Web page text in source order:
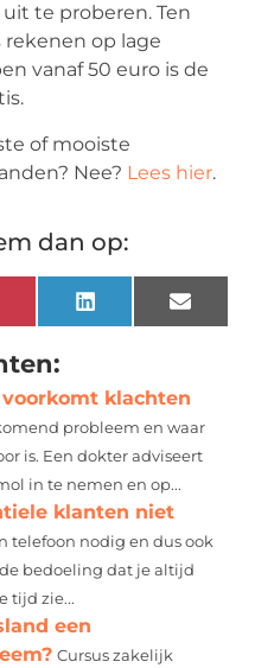
te proberen. Ten
op lage
vanaf 50 euro is de
of mooiste
Nee? Lees hier.
dan op:
LinkedIn Email
klachten
probleem en waar
is. Een dokter adviseert
in te nemen en op...
klanten niet
telefoon nodig en dus ook
bedoeling dat je altijd
tijd zie...
een
Cursus zakelijk